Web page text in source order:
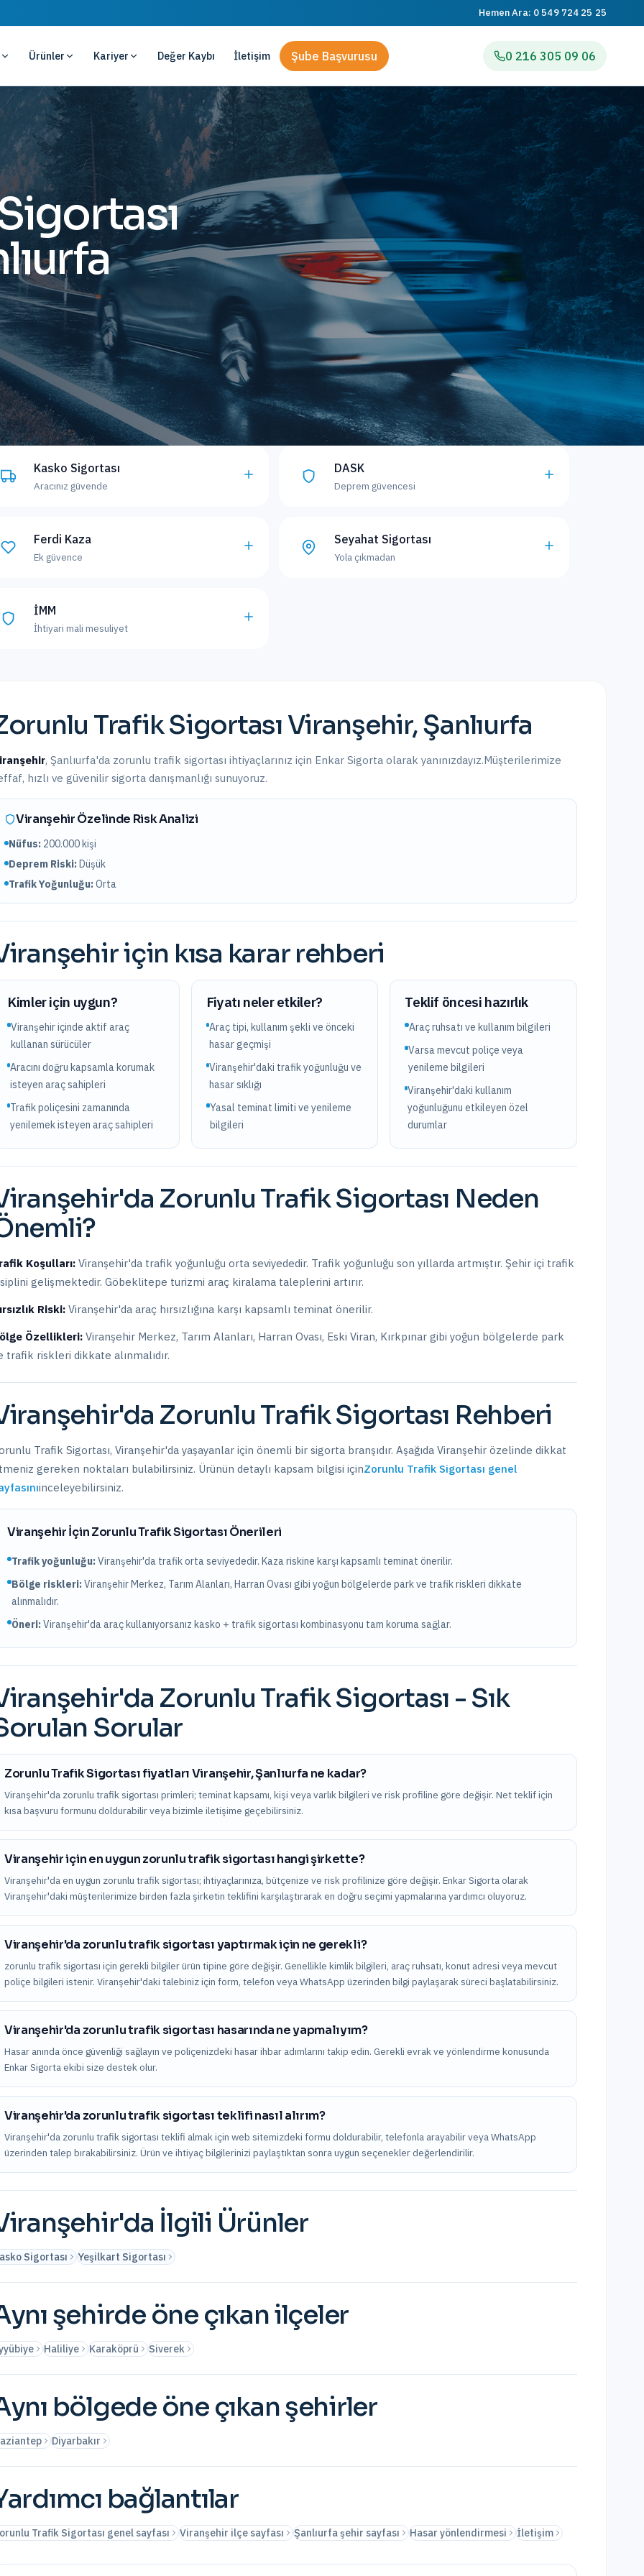
Hemen Ara: 0 549 724 25 25
Ürünler Kariyer Değer Kaybı İletişim Şube Başvurusu 0 216 305 09 06
Kasko Sigortası
Aracınız güvende
DASK
Deprem güvencesi
Ferdi Kaza
Ek güvence
Seyahat Sigortası
Yola çıkmadan
İMM
İhtiyari mali mesuliyet
Trafik Sigortası Viranşehir,Şanlıurfa
, Şanlıurfa'da zorunlu trafik sigortası ihtiyaçlarınız için Enkar Sigorta olarak yanınızdayız.Müşterilerimize
hızlı ve güvenilir sigorta danışmanlığı sunuyoruz.
ViranşehirÖzelinde Risk Analizi
Nüfus: 200.000kişi
Deprem Riski:Düşük
Trafik Yoğunluğu:Orta
için kısa karar rehberi
Kimler için uygun?
Viranşehir içinde aktif araç
kullanan sürücüler
Aracını doğru kapsamla korumak
isteyen araç sahipleri
Trafik poliçesini zamanında
yenilemek isteyen araç sahipleri
Fiyatı neler etkiler?
Araç tipi, kullanım şekli ve önceki
hasar geçmişi
Viranşehir'daki trafik yoğunluğu ve
hasar sıklığı
Yasal teminat limiti ve yenileme
bilgileri
Teklif öncesi hazırlık
Araç ruhsatı ve kullanım bilgileri
Varsa mevcut poliçe veya
yenileme bilgileri
Viranşehir'daki kullanım
yoğunluğunu etkileyen özel
durumlar
'da Zorunlu Trafik Sigortası Neden
Koşulları: Viranşehir'da trafik yoğunluğu orta seviyededir. Trafik yoğunluğu son yıllarda artmıştır. Şehir içi trafik
gelişmektedir. Göbeklitepe turizmi araç kiralama taleplerini artırır.
Riski: Viranşehir'da araç hırsızlığına karşı kapsamlı teminat önerilir.
Özellikleri: Viranşehir Merkez, Tarım Alanları, Harran Ovası, Eski Viran, Kırkpınar gibi yoğun bölgelerde park
trafik riskleri dikkate alınmalıdır.
'da Zorunlu Trafik Sigortası Rehberi
Trafik Sigortası, Viranşehir'da yaşayanlar için önemli bir sigorta branşıdır. Aşağıda Viranşehir özelinde dikkat
gereken noktaları bulabilirsiniz. Ürünün detaylı kapsam bilgisi içinZorunlu Trafik Sigortası genel
inceleyebilirsiniz.
ViranşehirİçinZorunlu Trafik SigortasıÖnerileri
Trafik yoğunluğu:Viranşehir'da trafikortaseviyededir. Kaza riskine karşı kapsamlı teminat önerilir.
Bölge riskleri:Viranşehir Merkez, Tarım Alanları, Harran Ovası gibi yoğun bölgelerde park ve trafik riskleri dikkate
alınmalıdır.
Öneri:Viranşehir'da araç kullanıyorsanız kasko + trafik sigortası kombinasyonu tam koruma sağlar.
'da Zorunlu Trafik Sigortası - Sık
Sorular
Zorunlu Trafik Sigortası fiyatları Viranşehir, Şanlıurfa ne kadar?
Viranşehir'da zorunlu trafik sigortası primleri; teminat kapsamı, kişi veya varlık bilgileri ve risk profiline göre değişir. Net teklif için
kısa başvuru formunu doldurabilir veya bizimle iletişime geçebilirsiniz.
Viranşehir için en uygun zorunlu trafik sigortası hangi şirkette?
Viranşehir'da en uygun zorunlu trafik sigortası; ihtiyaçlarınıza, bütçenize ve risk profilinize göre değişir. Enkar Sigorta olarak
Viranşehir'daki müşterilerimize birden fazla şirketin teklifini karşılaştırarak en doğru seçimi yapmalarına yardımcı oluyoruz.
Viranşehir'da zorunlu trafik sigortası yaptırmak için ne gerekli?
zorunlu trafik sigortası için gerekli bilgiler ürün tipine göre değişir. Genellikle kimlik bilgileri, araç ruhsatı, konut adresi veya mevcut
poliçe bilgileri istenir. Viranşehir'daki talebiniz için form, telefon veya WhatsApp üzerinden bilgi paylaşarak süreci başlatabilirsiniz.
Viranşehir'da zorunlu trafik sigortası hasarında ne yapmalıyım?
Hasar anında önce güvenliği sağlayın ve poliçenizdeki hasar ihbar adımlarını takip edin. Gerekli evrak ve yönlendirme konusunda
Enkar Sigorta ekibi size destek olur.
Viranşehir'da zorunlu trafik sigortası teklifi nasıl alırım?
Viranşehir'da zorunlu trafik sigortası teklifi almak için web sitemizdeki formu doldurabilir, telefonla arayabilir veya WhatsApp
üzerinden talep bırakabilirsiniz. Ürün ve ihtiyaç bilgilerinizi paylaştıktan sonra uygun seçenekler değerlendirilir.
'da İlgili Ürünler
Sigortası Yeşilkart Sigortası
şehirde öne çıkan ilçeler
Haliliye Karaköprü Siverek
bölgede öne çıkan şehirler
Diyarbakır
bağlantılar
Trafik Sigortası genel sayfası Viranşehir ilçe sayfası Şanlıurfa şehir sayfası Hasar yönlendirmesi İletişim